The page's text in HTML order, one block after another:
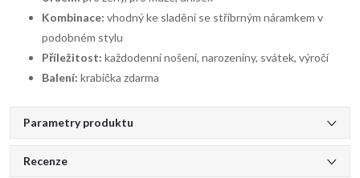
Kombinace: vhodný ke sladění se stříbrným náramkem v
podobném stylu
Příležitost: každodenní nošení, narozeniny, svátek, výročí
Balení: krabička zdarma
Parametry produktu
Recenze